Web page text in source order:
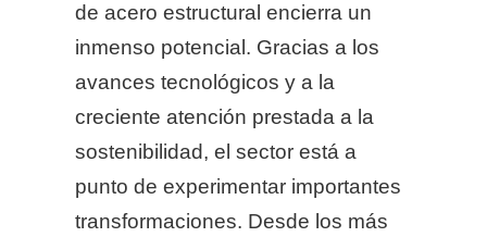
de acero estructural encierra un
inmenso potencial. Gracias a los
avances tecnológicos y a la
creciente atención prestada a la
sostenibilidad, el sector está a
punto de experimentar importantes
transformaciones. Desde los más